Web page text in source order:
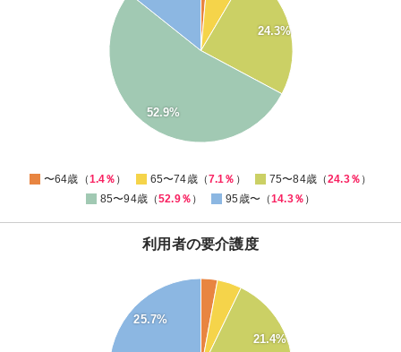
24.3%
52.9%
〜64歳（1.4％ ） 65〜74歳（7.1％ ） 75〜84歳（24.3％ ）
85〜94歳（52.9％ ） 95歳〜（14.3％ ）
利用者の要介護度
21.4%
25.7%